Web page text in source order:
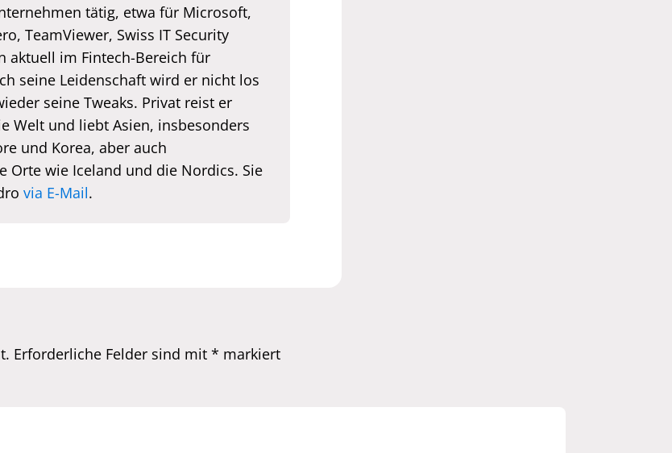
tätig, etwa für Microsoft,
TeamViewer, Swiss IT Security
aktuell im Fintech-Bereich für
seine Leidenschaft wird er nicht los
seine Tweaks. Privat reist er
Welt und liebt Asien, insbesonders
und Korea, aber auch
Orte wie Iceland und die Nordics. Sie
via E-Mail.
Erforderliche Felder sind mit * markiert